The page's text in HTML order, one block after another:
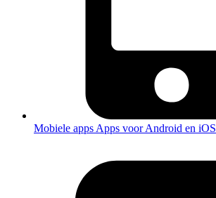
Mobiele apps Apps voor Android en iOS